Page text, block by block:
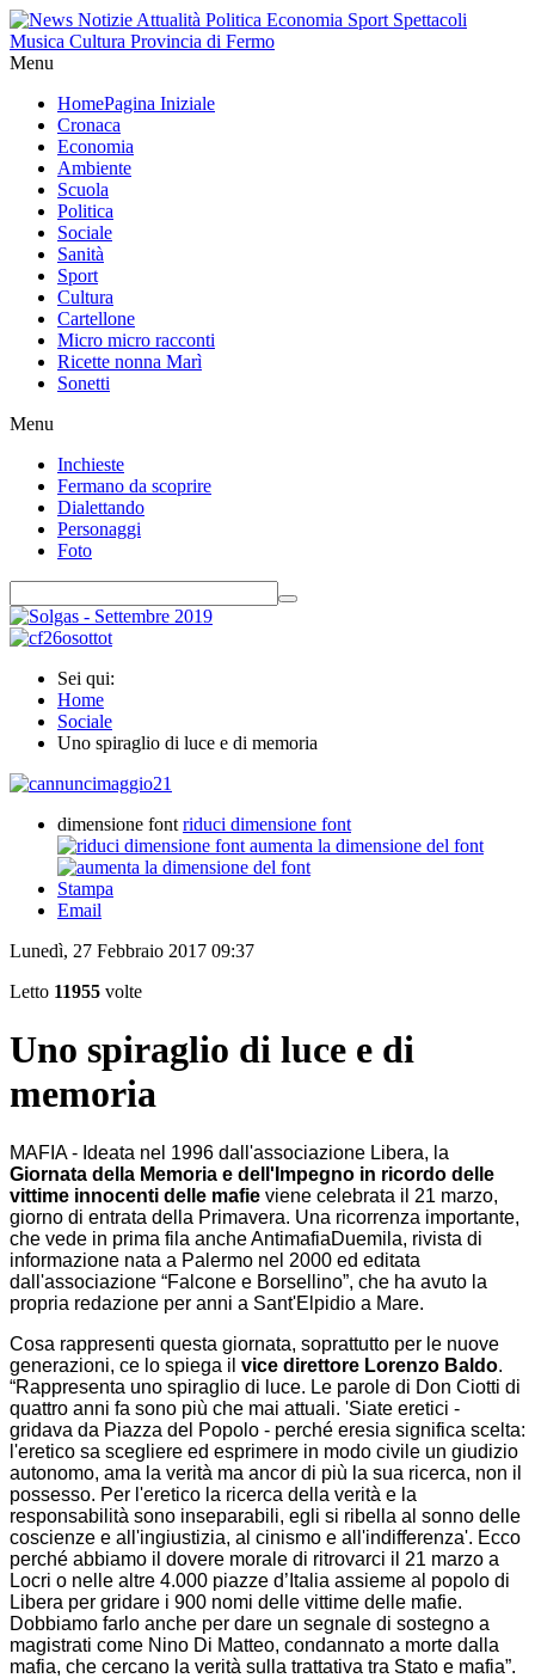
Menu
HomePagina Iniziale
Cronaca
Economia
Ambiente
Scuola
Politica
Sociale
Sanità
Sport
Cultura
Cartellone
Micro micro racconti
Ricette nonna Marì
Sonetti
Menu
Inchieste
Fermano da scoprire
Dialettando
Personaggi
Foto
Sei qui:
Home
Sociale
Uno spiraglio di luce e di memoria
dimensione font riduci dimensione font
aumenta la dimensione del font
Stampa
Email
Lunedì, 27 Febbraio 2017 09:37
Letto 11955 volte
Uno spiraglio di luce e di
memoria
MAFIA - Ideata nel 1996 dall'associazione Libera, la
Giornata della Memoria e dell'Impegno in ricordo delle
vittime innocenti delle mafie viene celebrata il 21 marzo,
giorno di entrata della Primavera. Una ricorrenza importante,
che vede in prima fila anche AntimafiaDuemila, rivista di
informazione nata a Palermo nel 2000 ed editata
dall'associazione “Falcone e Borsellino”, che ha avuto la
propria redazione per anni a Sant'Elpidio a Mare.
Cosa rappresenti questa giornata, soprattutto per le nuove
generazioni, ce lo spiega il vice direttore Lorenzo Baldo.
“Rappresenta uno spiraglio di luce. Le parole di Don Ciotti di
quattro anni fa sono più che mai attuali. 'Siate eretici -
gridava da Piazza del Popolo - perché eresia significa scelta:
l'eretico sa scegliere ed esprimere in modo civile un giudizio
autonomo, ama la verità ma ancor di più la sua ricerca, non il
possesso. Per l'eretico la ricerca della verità e la
responsabilità sono inseparabili, egli si ribella al sonno delle
coscienze e all'ingiustizia, al cinismo e all'indifferenza'. Ecco
perché abbiamo il dovere morale di ritrovarci il 21 marzo a
Locri o nelle altre 4.000 piazze d’Italia assieme al popolo di
Libera per gridare i 900 nomi delle vittime delle mafie.
Dobbiamo farlo anche per dare un segnale di sostegno a
magistrati come Nino Di Matteo, condannato a morte dalla
mafia, che cercano la verità sulla trattativa tra Stato e mafia”.